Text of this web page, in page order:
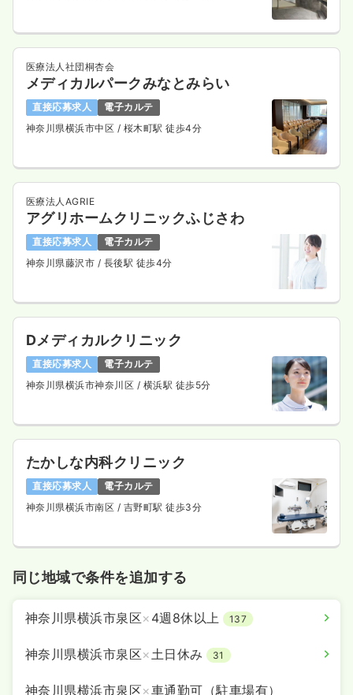
医療法人社団桐杏会
メディカルパークみなとみらい
直接応募求人
電子カルテ
神奈川県横浜市中区 / 桜木町駅 徒歩4分
医療法人AGRIE
アグリホームクリニックふじさわ
直接応募求人
電子カルテ
神奈川県藤沢市 / 長後駅 徒歩4分
Dメディカルクリニック
直接応募求人
電子カルテ
神奈川県横浜市神奈川区 / 横浜駅 徒歩5分
たかしな内科クリニック
直接応募求人
電子カルテ
神奈川県横浜市南区 / 吉野町駅 徒歩3分
同じ地域で条件を追加する
神奈川県横浜市泉区× 4週8休以上 137
神奈川県横浜市泉区×土日休み 31
神奈川県横浜市泉区×車通勤可（駐車場有）